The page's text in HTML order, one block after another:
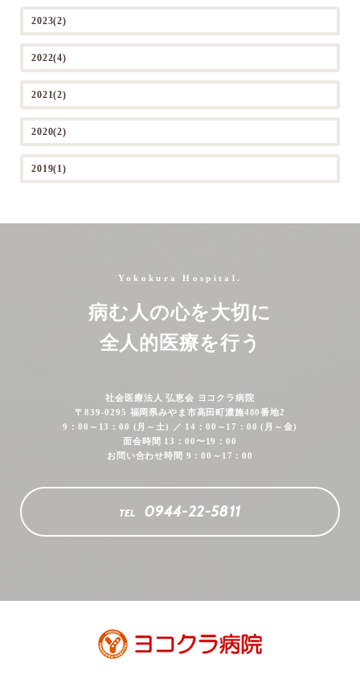
2023(2)
2022(4)
2021(2)
2020(2)
2019(1)
Yokokura Hospital.
病む人の心を大切に
全人的医療を行う
社会医療法人 弘恵会 ヨコクラ病院
〒839-0295 福岡県みやま市高田町濃施480番地2
9：00～13：00 (月～土) ／ 14：00～17：00 (月～金)
面会時間 13：00〜19：00
お問い合わせ時間 9：00～17：00
TEL 0944-22-5811